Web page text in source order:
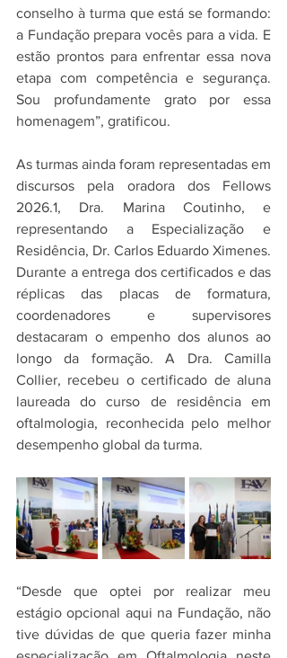
conselho à turma que está se formando:
a Fundação prepara vocês para a vida. E
estão prontos para enfrentar essa nova
etapa com competência e segurança.
Sou profundamente grato por essa
homenagem”, gratificou.
As turmas ainda foram representadas em
discursos pela oradora dos Fellows
2026.1, Dra. Marina Coutinho, e
representando a Especialização e
Residência, Dr. Carlos Eduardo Ximenes.
Durante a entrega dos certificados e das
réplicas das placas de formatura,
coordenadores e supervisores
destacaram o empenho dos alunos ao
longo da formação. A Dra. Camilla
Collier, recebeu o certificado de aluna
laureada do curso de residência em
oftalmologia, reconhecida pelo melhor
desempenho global da turma.
“Desde que optei por realizar meu
estágio opcional aqui na Fundação, não
tive dúvidas de que queria fazer minha